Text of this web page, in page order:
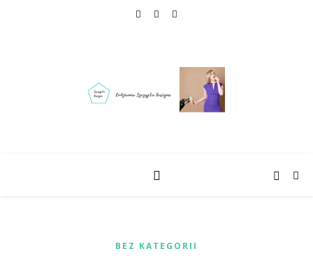
BEZ KATEGORII